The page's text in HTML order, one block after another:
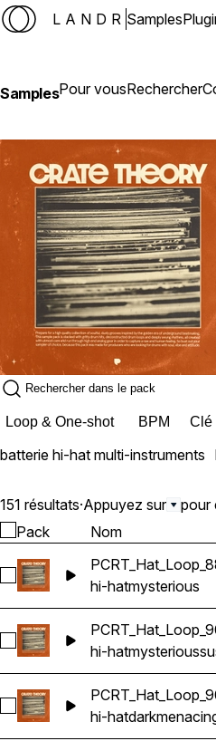
LANDR Samples
SamplesPour vousRechercher
Loop & One-shot BPM Clé
batterie hi-hat multi-instruments
151 résultats·Appuyez sur pour
Pack Nom
Sélectionnez
hi-hatmysterious
Sélectionnez
hi-hatmysterious
Sélectionnez hi-hatdark